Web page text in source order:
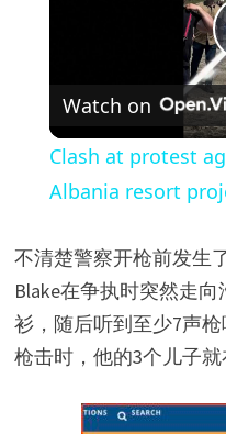
Watch on
Clash at protest
Albania resort
不清楚警察开枪前发生
Blake在争执时突然走
衫，随后听到至少7声
枪击时，他的3个儿子就